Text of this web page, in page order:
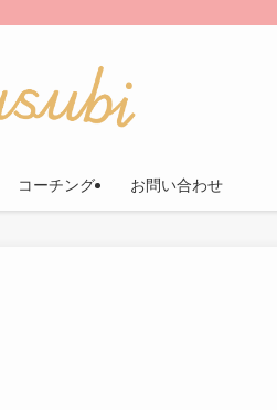
コーチング お問い合わせ